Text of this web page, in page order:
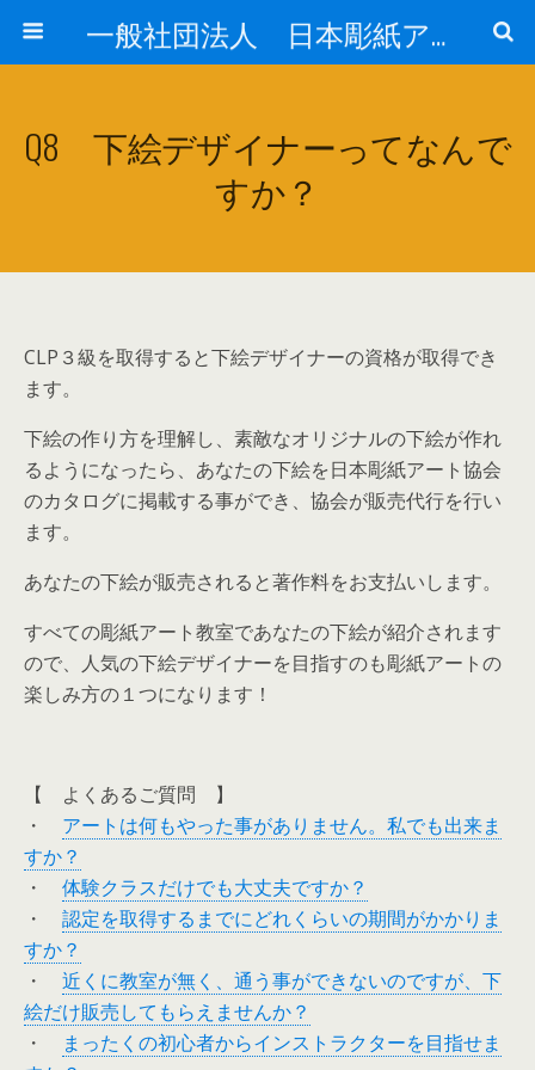
一般社団法人 日本彫紙アート協会公式HP【JCA】
Q8 下絵デザイナーってなんで
すか？
CLP３級を取得すると下絵デザイナーの資格が取得でき
ます。
下絵の作り方を理解し、素敵なオリジナルの下絵が作れ
るようになったら、あなたの下絵を日本彫紙アート協会
のカタログに掲載する事ができ、協会が販売代行を行い
ます。
あなたの下絵が販売されると著作料をお支払いします。
すべての彫紙アート教室であなたの下絵が紹介されます
ので、人気の下絵デザイナーを目指すのも彫紙アートの
楽しみ方の１つになります！
【 よくあるご質問 】
・ アートは何もやった事がありません。私でも出来ま
すか？
・ 体験クラスだけでも大丈夫ですか？
・ 認定を取得するまでにどれくらいの期間がかかりま
すか？
・ 近くに教室が無く、通う事ができないのですが、下
絵だけ販売してもらえませんか？
・
まったくの初心者からインストラクターを目指せま